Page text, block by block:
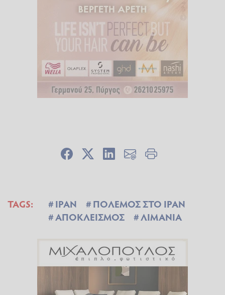
TAGS: ΙΡΑΝ
ΠΟΛΕΜΟΣ ΣΤΟ ΙΡΑΝ
ΑΠΟΚΛΕΙΣΜΟΣ
ΛΙΜΑΝΙΑ